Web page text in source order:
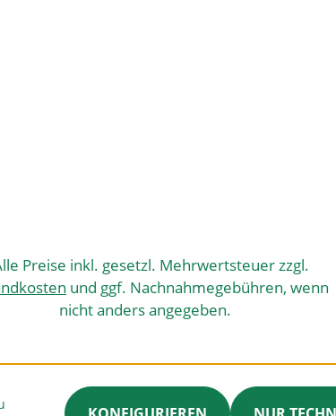
Preise inkl. gesetzl. Mehrwertsteuer zzgl.
und ggf. Nachnahmegebühren, wenn
nicht anders angegeben.